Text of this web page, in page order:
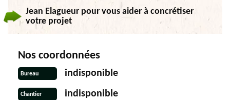
Jean Elagueur pour vous aider à concrétiser
votre projet
Nos coordonnées
Bureau indisponible
Chantier indisponible